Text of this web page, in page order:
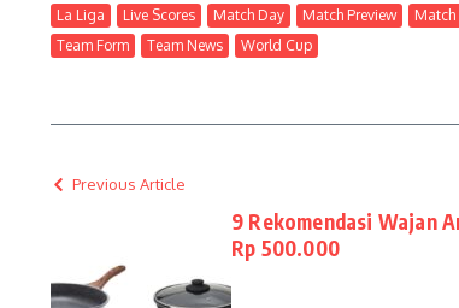
La Liga
Live Scores Match Day Match Preview Match
Team Form
Team News World Cup
Previous Article
9 Rekomendasi Wajan
Rp 500.000